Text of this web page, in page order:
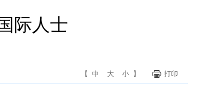
际人士
【 中 大 小 】 打印